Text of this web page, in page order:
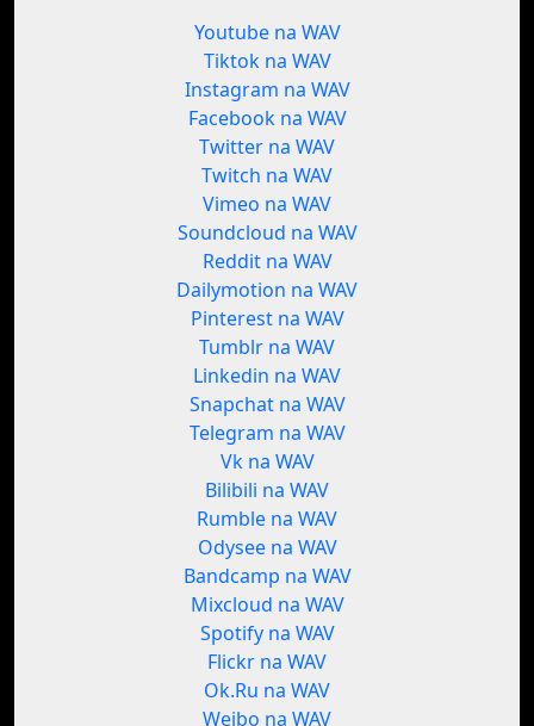
Youtube na WAV
Tiktok na WAV
Instagram na WAV
Facebook na WAV
Twitter na WAV
Twitch na WAV
Vimeo na WAV
Soundcloud na WAV
Reddit na WAV
Dailymotion na WAV
Pinterest na WAV
Tumblr na WAV
Linkedin na WAV
Snapchat na WAV
Telegram na WAV
Vk na WAV
Bilibili na WAV
Rumble na WAV
Odysee na WAV
Bandcamp na WAV
Mixcloud na WAV
Spotify na WAV
Flickr na WAV
Ok.Ru na WAV
Weibo na WAV